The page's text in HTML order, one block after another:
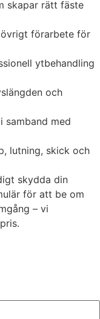
skapar rätt fäste
övrigt förarbete för
ytbehandling
och
samband med
lutning, skick och
skydda din
för att be om
– vi